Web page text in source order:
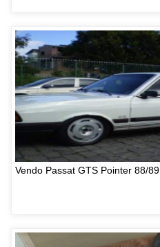
Vendo Passat GTS Pointer 88/89